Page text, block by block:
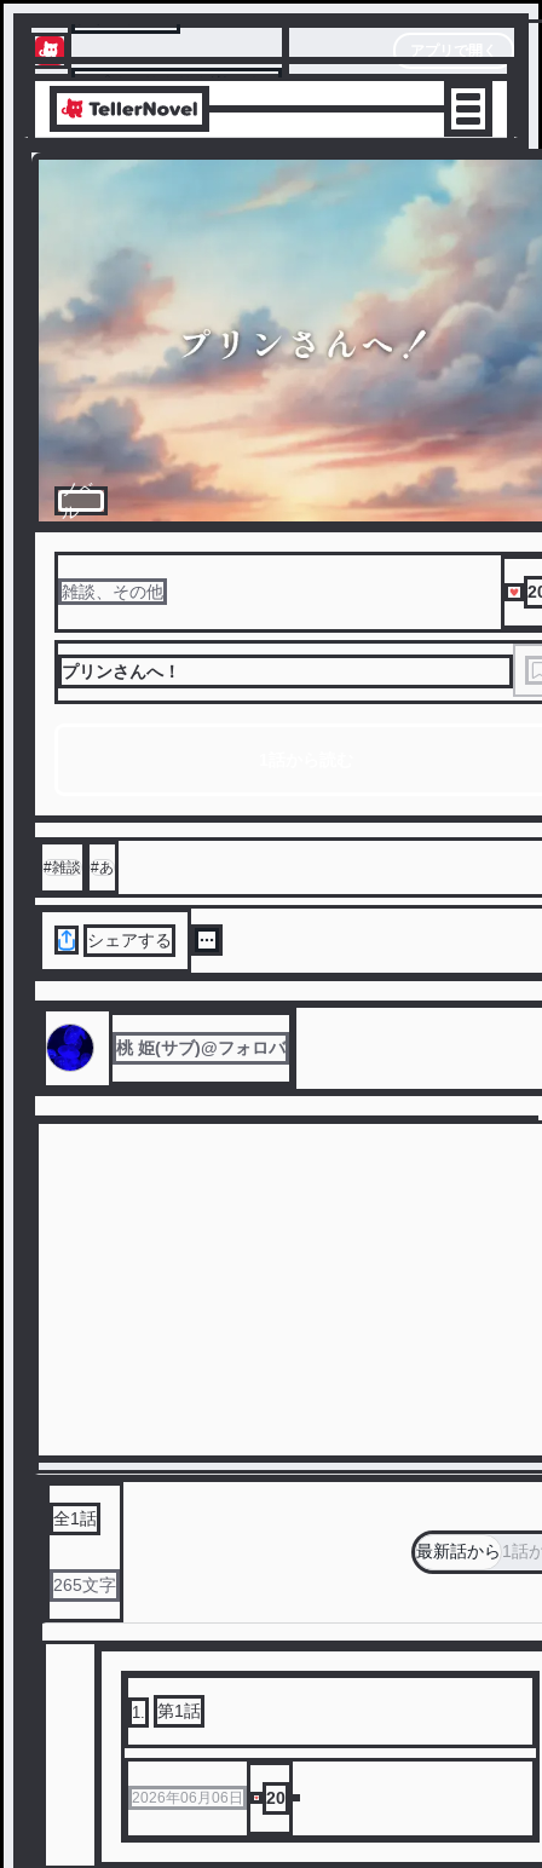
テラーノベル
アプリでサクサク楽しめる
ノベ
ル
雑談、その他
プリンさんへ！
#雑談 #あ
シェアする
桃 姫(サブ)@フォロバ
全1話
265文字
最新話から1話
1 第1話
2026年06月06日 20